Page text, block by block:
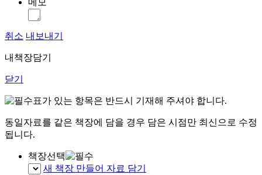
메모
취소 내보내기
내책장담기
닫기
표가 있는 항목은 반드시 기재해 주셔야 합니다.
동일자료를 같은 책장에 담을 경우 담은 시점만 최신으로 수정
됩니다.
책장선택
새 책장 만들어 자료 담기